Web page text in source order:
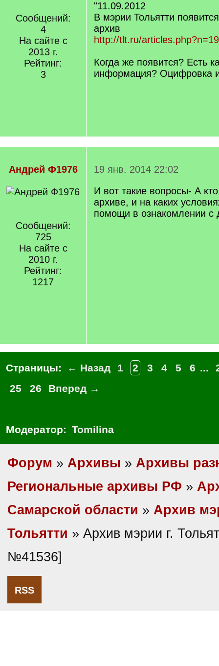
Сообщений:
4
На сайте с
2013 г.
Рейтинг:
3
"11.09.2012
В мэрии Тольятти
архив
http://tlt.ru/
Когда же появится? Есть
информация? Оцифровка
Андрей Ф1976
Сообщений:
725
На сайте с
2010 г.
Рейтинг:
1217
19 янв. 2014 22:02
И вот такие вопросы- А
архиве, и на каких
помощи в ознакомлении с
Страницы: ← Назад 1 2 3 4 5 6 ...
25
26 Вперед →
Модератор: Tomilina
Форум » Архивы » Архивы
Региональные архивы РФ »
Самарской области » Архив
Тольятти » Архив мэрии г.
№41536]
RSS